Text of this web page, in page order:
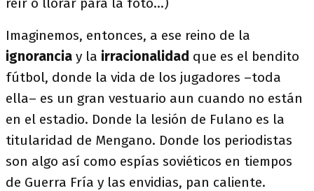
Imaginemos, entonces, a ese reino de la
ignorancia y la irracionalidad que es el bendito
fútbol, donde la vida de los jugadores –toda
ella– es un gran vestuario aun cuando no están
en el estadio. Donde la lesión de Fulano es la
titularidad de Mengano. Donde los periodistas
son algo así como espías soviéticos en tiempos
de Guerra Fría y las envidias, pan caliente.